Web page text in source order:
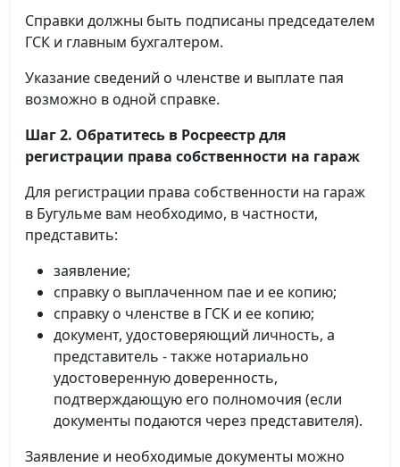
Справки должны быть подписаны председателем
ГСК и главным бухгалтером.
Указание сведений о членстве и выплате пая
возможно в одной справке.
Шаг 2. Обратитесь в Росреестр для
регистрации права собственности на гараж
Для регистрации права собственности на гараж
в Бугульме вам необходимо, в частности,
представить:
заявление;
справку о выплаченном пае и ее копию;
справку о членстве в ГСК и ее копию;
документ, удостоверяющий личность, а
представитель - также нотариально
удостоверенную доверенность,
подтверждающую его полномочия (если
документы подаются через представителя).
Заявление и необходимые документы можно